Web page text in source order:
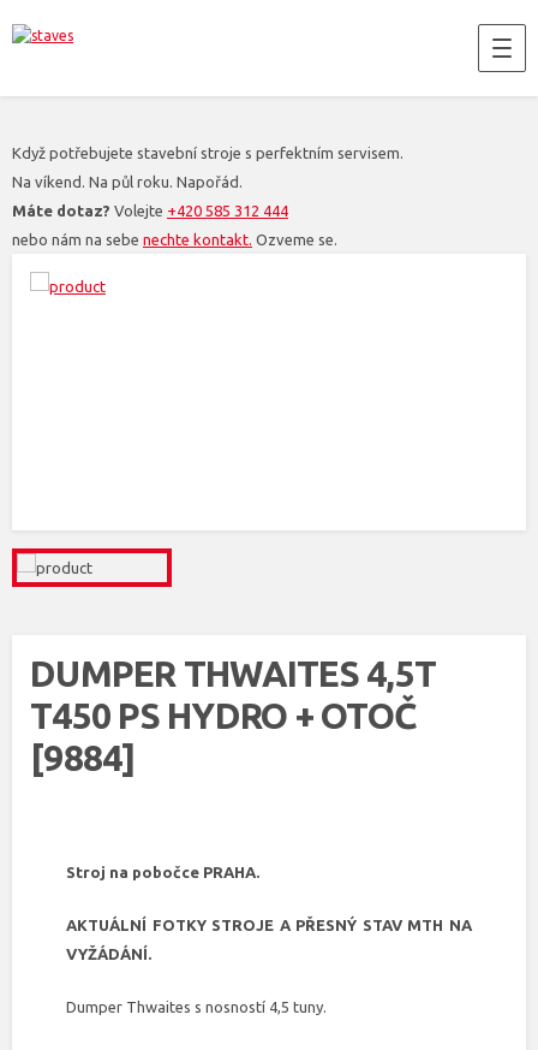
Když potřebujete stavební stroje s perfektním servisem.
Na víkend. Na půl roku. Napořád.
Máte dotaz? Volejte +420 585 312 444
nebo nám na sebe nechte kontakt. Ozveme se.
DUMPER THWAITES 4,5T
T450 PS HYDRO + OTOČ
[9884]
Stroj na pobočce PRAHA.
AKTUÁLNÍ FOTKY STROJE A PŘESNÝ STAV MTH NA
VYŽÁDÁNÍ.
Dumper Thwaites s nosností 4,5 tuny.